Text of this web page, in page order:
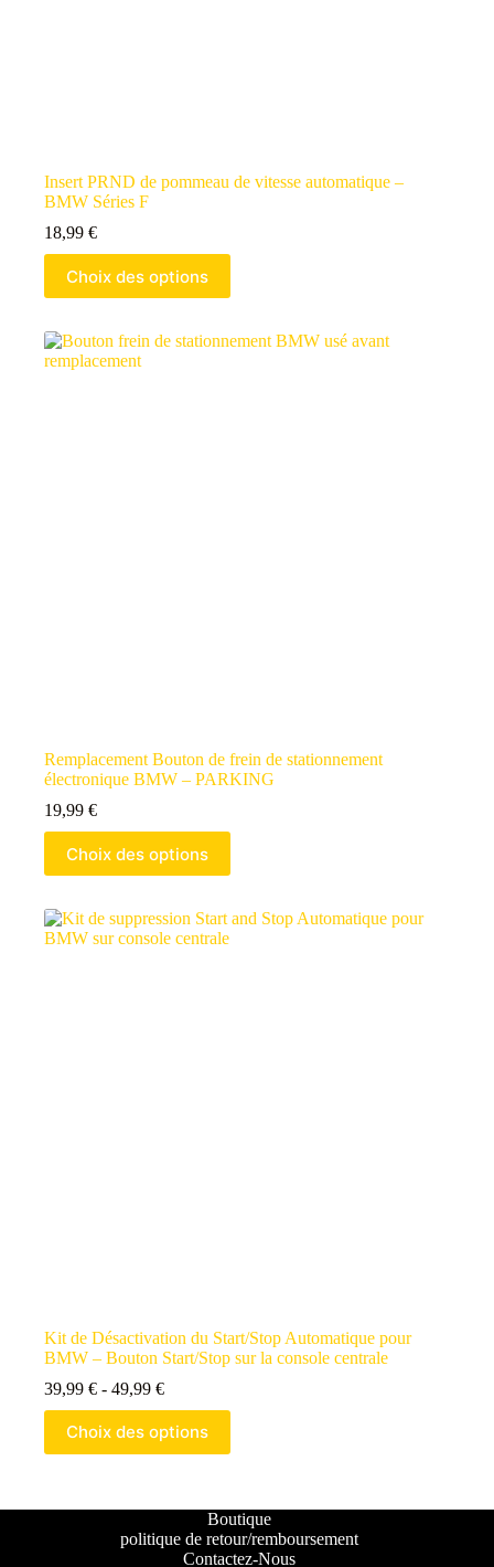
Insert PRND de pommeau de vitesse automatique –
BMW Séries F
18,99 €
Choix des options
Remplacement Bouton de frein de stationnement
électronique BMW – PARKING
19,99 €
Choix des options
Kit de Désactivation du Start/Stop Automatique pour
BMW – Bouton Start/Stop sur la console centrale
39,99 € - 49,99 €
Choix des options
Boutique
politique de retour/remboursement
Contactez-Nous